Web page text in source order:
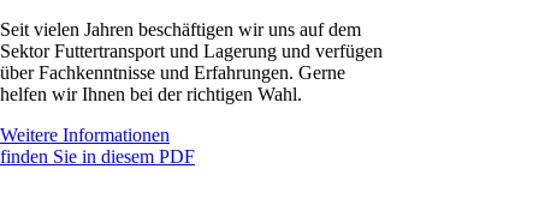
Seit vielen Jahren beschäftigen wir uns auf dem
Sektor Futtertransport und Lagerung und verfügen
über Fachkenntnisse und Erfahrungen. Gerne
helfen wir Ihnen bei der richtigen Wahl.
Weitere Informationen
finden Sie in diesem PDF